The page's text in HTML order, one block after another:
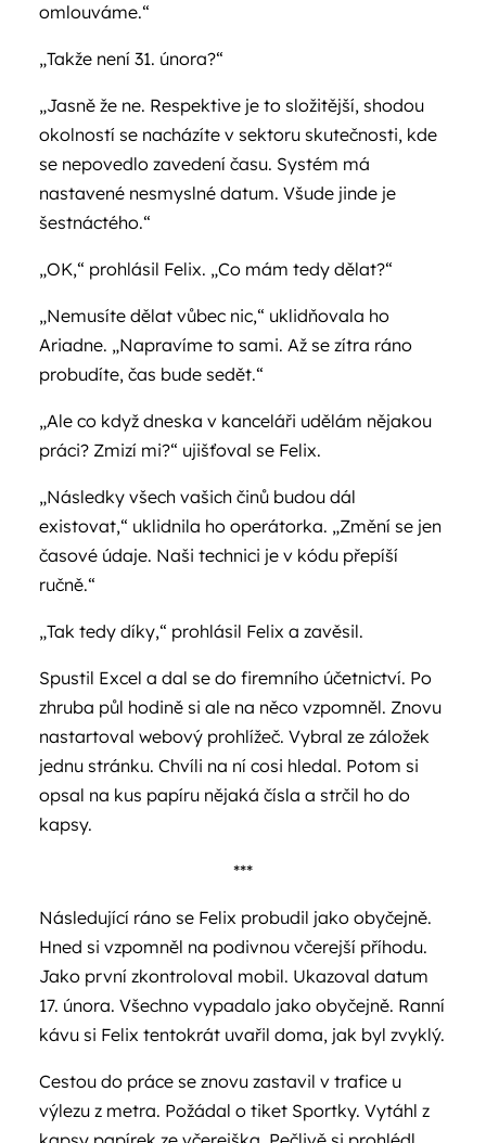
omlouváme.“
„Takže není 31. února?“
„Jasně že ne. Respektive je to složitější, shodou
okolností se nacházíte v sektoru skutečnosti, kde
se nepovedlo zavedení času. Systém má
nastavené nesmyslné datum. Všude jinde je
šestnáctého.“
„OK,“ prohlásil Felix. „Co mám tedy dělat?“
„Nemusíte dělat vůbec nic,“ uklidňovala ho
Ariadne. „Napravíme to sami. Až se zítra ráno
probudíte, čas bude sedět.“
„Ale co když dneska v kanceláři udělám nějakou
práci? Zmizí mi?“ ujišťoval se Felix.
„Následky všech vašich činů budou dál
existovat,“ uklidnila ho operátorka. „Změní se jen
časové údaje. Naši technici je v kódu přepíší
ručně.“
„Tak tedy díky,“ prohlásil Felix a zavěsil.
Spustil Excel a dal se do firemního účetnictví. Po
zhruba půl hodině si ale na něco vzpomněl. Znovu
nastartoval webový prohlížeč. Vybral ze záložek
jednu stránku. Chvíli na ní cosi hledal. Potom si
opsal na kus papíru nějaká čísla a strčil ho do
kapsy.
***
Následující ráno se Felix probudil jako obyčejně.
Hned si vzpomněl na podivnou včerejší příhodu.
Jako první zkontroloval mobil. Ukazoval datum
17. února. Všechno vypadalo jako obyčejně. Ranní
kávu si Felix tentokrát uvařil doma, jak byl zvyklý.
Cestou do práce se znovu zastavil v trafice u
výlezu z metra. Požádal o tiket Sportky. Vytáhl z